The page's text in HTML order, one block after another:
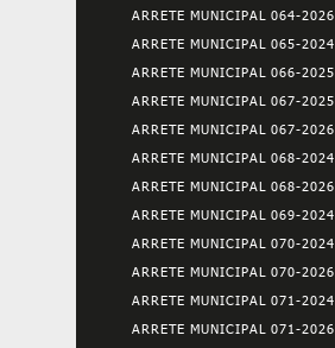
ARRETE MUNICIPAL 064-2026
ARRETE MUNICIPAL 065-2024
ARRETE MUNICIPAL 066-2025
ARRETE MUNICIPAL 067-2025
ARRETE MUNICIPAL 067-2026
ARRETE MUNICIPAL 068-2024
ARRETE MUNICIPAL 068-2026
ARRETE MUNICIPAL 069-2024
ARRETE MUNICIPAL 070-2024
ARRETE MUNICIPAL 070-2026
ARRETE MUNICIPAL 071-2024
ARRETE MUNICIPAL 071-2026